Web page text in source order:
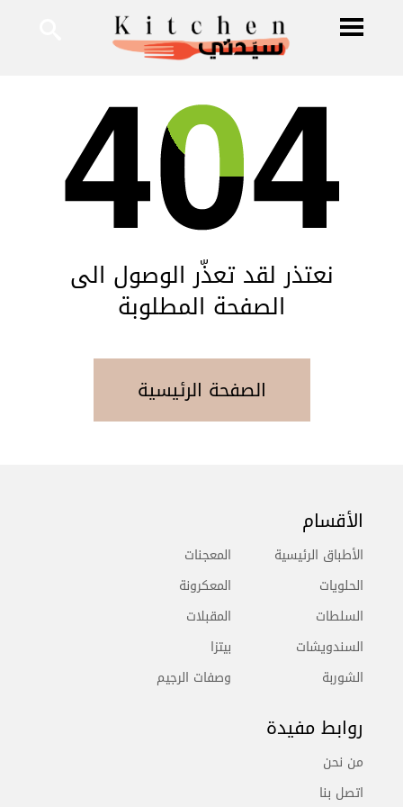
نعتذر لقد تعذّر الوصول الى
الصفحة المطلوبة
الصفحة الرئيسية
الأقسام
الأطباق الرئيسية
الحلويات
السلطات
السندويشات
الشوربة
المعجنات
المعكرونة
المقبلات
بيتزا
وصفات الرجيم
روابط مفيدة
من نحن
اتصل بنا